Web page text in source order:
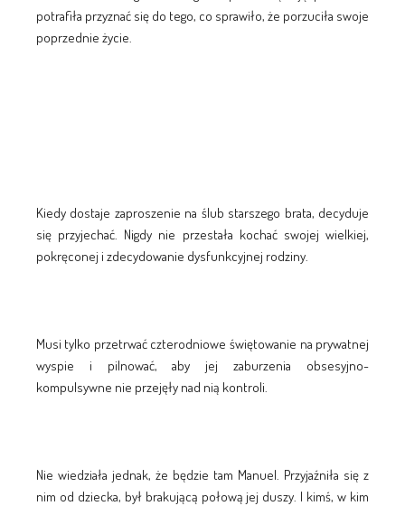
potrafiła przyznać się do tego, co sprawiło, że porzuciła swoje
poprzednie życie.
Kiedy dostaje zaproszenie na ślub starszego brata, decyduje
się przyjechać. Nigdy nie przestała kochać swojej wielkiej,
pokręconej i zdecydowanie dysfunkcyjnej rodziny.
Musi tylko przetrwać czterodniowe świętowanie na prywatnej
wyspie i pilnować, aby jej zaburzenia obsesyjno-
kompulsywne nie przejęły nad nią kontroli.
Nie wiedziała jednak, że będzie tam Manuel. Przyjaźniła się z
nim od dziecka, był brakującą połową jej duszy. I kimś, w kim